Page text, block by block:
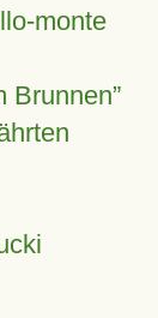
monte
Brunnen